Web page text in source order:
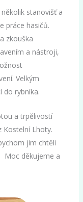
stanovišť a
práce hasičů.
zkouška
a nástroji,
Velkým
do rybníka.
a trpělivostí
Kostelní Lhoty.
jim chtěli
Moc děkujeme a